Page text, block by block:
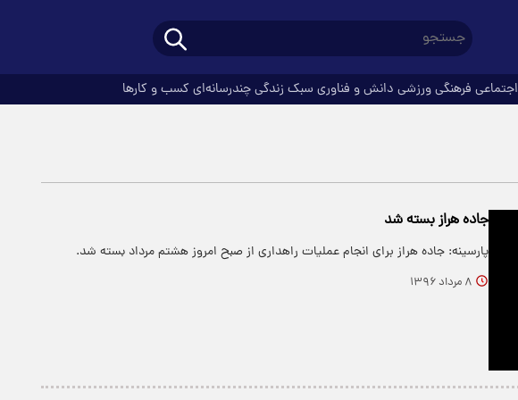
اجتماعی فرهنگیورزشی دانش و فناوری سبک زندگیچندرسانه‌ای کسب و کارها
جاده هراز بسته شد
پارسینه: جاده هراز برای انجام عملیات راهداری از صبح امروز هشتم مرداد بسته شد.
۸ مرداد ۱۳۹۶